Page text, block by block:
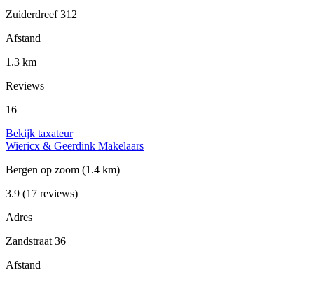
Zuiderdreef 312
Afstand
1.3 km
Reviews
16
Bekijk taxateur
Wiericx & Geerdink Makelaars
Bergen op zoom (1.4 km)
3.9 (17 reviews)
Adres
Zandstraat 36
Afstand